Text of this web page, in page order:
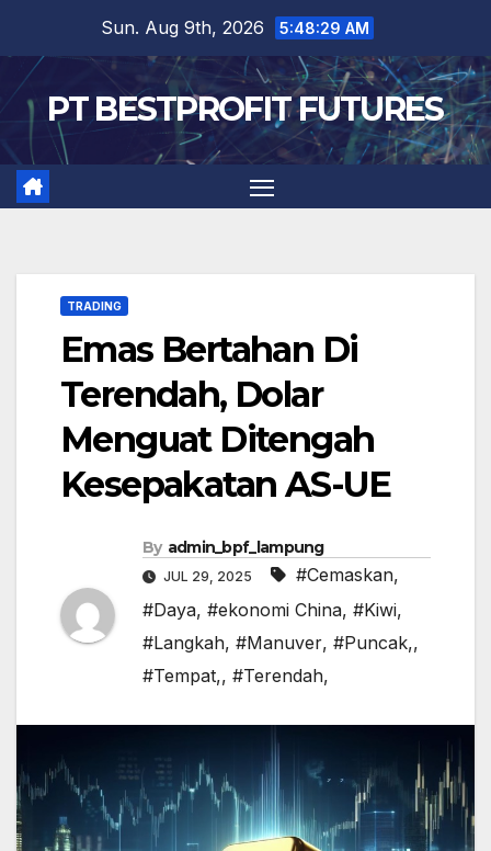
content
Sun. Aug 9th, 2026 5:48:30 AM
PT BESTPROFIT FUTURES
TRADING
Emas Bertahan Di
Terendah, Dolar
Menguat Ditengah
Kesepakatan AS-UE
By admin_bpf_lampung
JUL 29, 2025 #Cemaskan,
#Daya, #ekonomi China, #Kiwi,
#Langkah, #Manuver, #Puncak,,
#Tempat,, #Terendah,